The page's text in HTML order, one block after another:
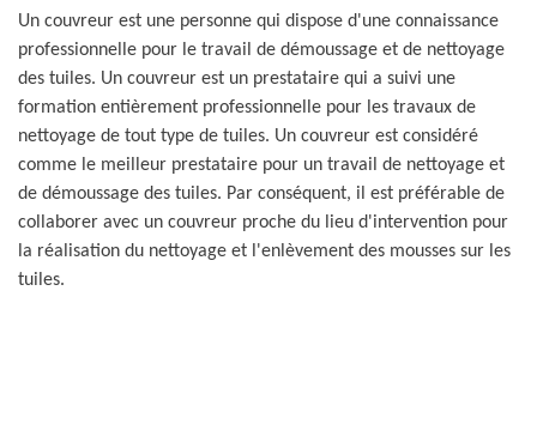
Un couvreur est une personne qui dispose d'une connaissance
professionnelle pour le travail de démoussage et de nettoyage
des tuiles. Un couvreur est un prestataire qui a suivi une
formation entièrement professionnelle pour les travaux de
nettoyage de tout type de tuiles. Un couvreur est considéré
comme le meilleur prestataire pour un travail de nettoyage et
de démoussage des tuiles. Par conséquent, il est préférable de
collaborer avec un couvreur proche du lieu d'intervention pour
la réalisation du nettoyage et l'enlèvement des mousses sur les
tuiles.